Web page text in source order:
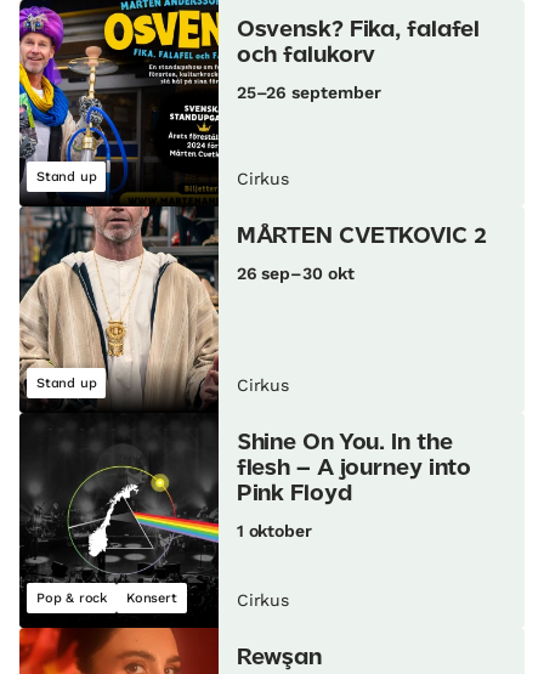
Stand up
Osvensk? Fika, falafel
och falukorv
25–26 september
Cirkus
Stand up
MÅRTEN CVETKOVIC 2
26 sep–30 okt
Cirkus
Pop & rock Konsert
Shine On You. In the
flesh – A journey into
Pink Floyd
1 oktober
Cirkus
Rewşan